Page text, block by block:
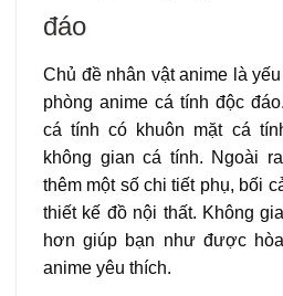
đáo
Chủ đề nhân vật anime là
phòng anime cá tính độc
cá tính có khuôn mặt cá
không gian cá tính. Ngoài
thêm một số chi tiết phụ, bối
thiết kế đồ nội thất. Không
hơn giúp bạn như được
anime yêu thích.